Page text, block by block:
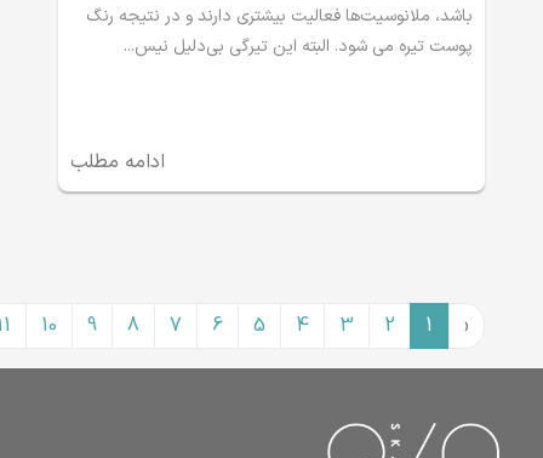
باشد، ملانوسیت‌ها فعالیت بیشتری دارند و در نتیجه رنگ
پوست تیره می شود. البته این تیرگی بی‌دلیل نیس...
ادامه مطلب
‹
1
2
3
4
5
6
7
8
9
10